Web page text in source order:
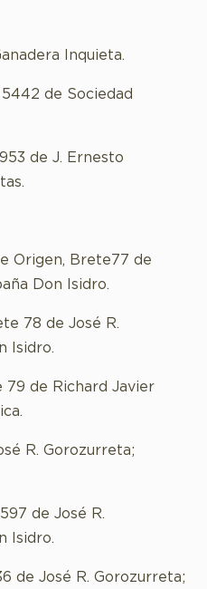
Inquieta.
de Sociedad
de J. Ernesto
Origen, Brete77 de
Don Isidro.
78 de José R.
Isidro.
de Richard Javier
R. Gorozurreta;
de José R.
Isidro.
de José R. Gorozurreta;